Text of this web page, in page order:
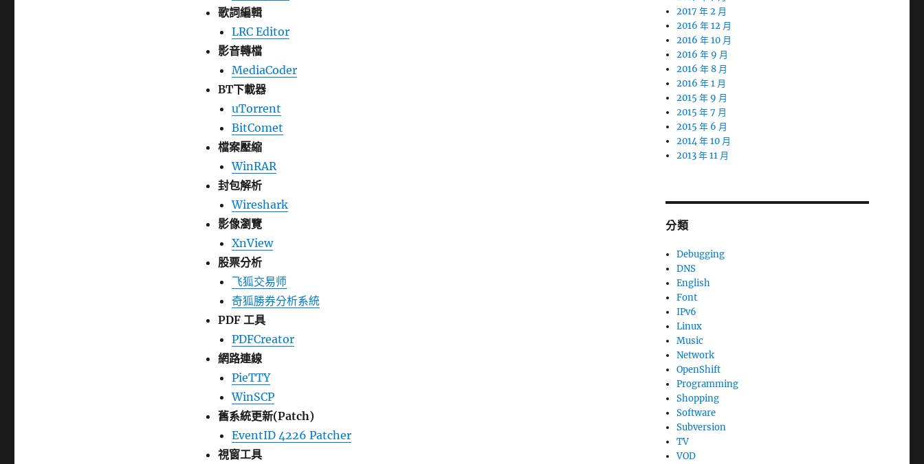
歌詞編輯
LRC Editor
影音轉檔
MediaCoder
BT下載器
uTorrent
BitComet
檔案壓縮
WinRAR
封包解析
Wireshark
影像瀏覽
XnView
股票分析
飞狐交易师
奇狐勝券分析系統
PDF 工具
PDFCreator
網路連線
PieTTY
WinSCP
舊系統更新(Patch)
EventID 4226 Patcher
視窗工具
2017 年 2 月
2016 年 12 月
2016 年 10 月
2016 年 9 月
2016 年 8 月
2016 年 1 月
2015 年 9 月
2015 年 7 月
2015 年 6 月
2014 年 10 月
2013 年 11 月
分類
Debugging
DNS
English
Font
IPv6
Linux
Music
Network
OpenShift
Programming
Shopping
Software
Subversion
TV
VOD